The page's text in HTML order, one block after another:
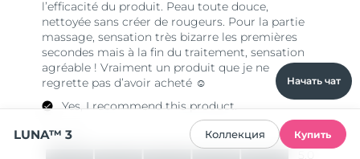
Начать чат
LUNA™ 3 Коллекция Купить